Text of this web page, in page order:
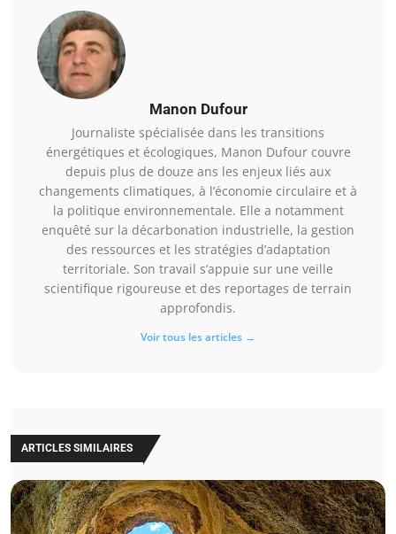
Manon Dufour
Journaliste spécialisée dans les transitions
énergétiques et écologiques, Manon Dufour couvre
depuis plus de douze ans les enjeux liés aux
changements climatiques, à l’économie circulaire et à
la politique environnementale. Elle a notamment
enquêté sur la décarbonation industrielle, la gestion
des ressources et les stratégies d’adaptation
territoriale. Son travail s’appuie sur une veille
scientifique rigoureuse et des reportages de terrain
approfondis.
Voir tous les articles →
ARTICLES SIMILAIRES